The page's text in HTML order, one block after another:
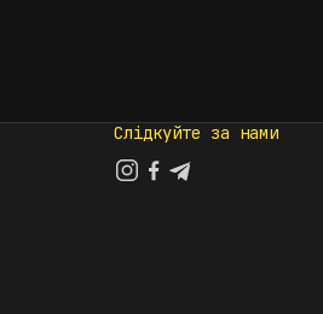
Слідкуйте за нами